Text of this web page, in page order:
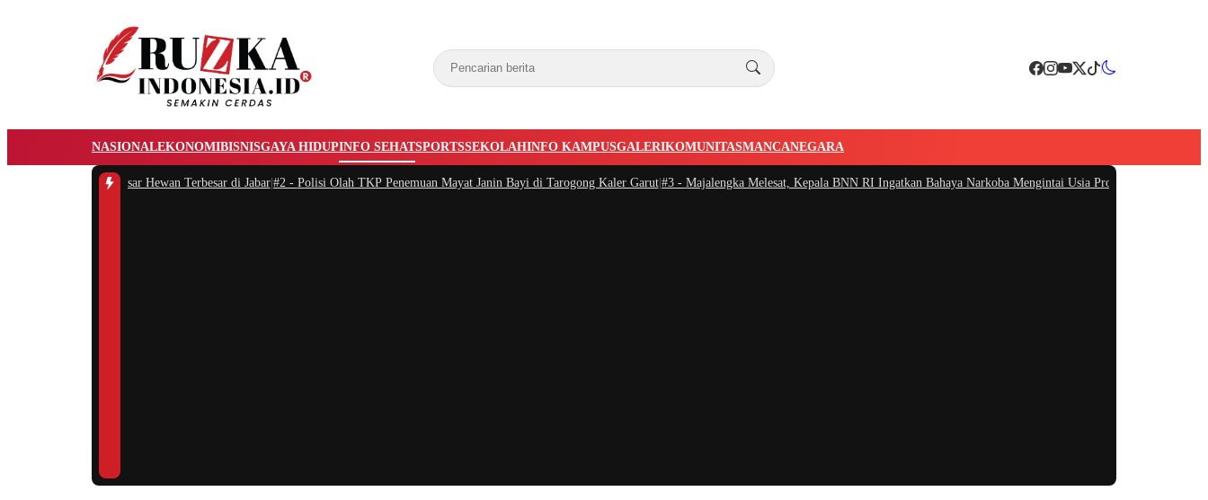
NASIONALEKONOMIBISNISGAYA HIDUPINFO SEHATSPORTSSEKOLAHINFO KAMPUSGALERIKOMUNITASMANCANEGARA
Jadi Pasar Hewan Terbesar di Jabar|#2 -Polisi Olah TKP Penemuan Mayat Janin Bayi di Tarogong Kaler Garut|#3 -Majalengka Melesat, Kepala BNN RI Ingatkan Bahaya Narkoba Mengintai Usia Produktif |#4 -